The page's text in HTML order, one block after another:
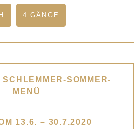
4 GÄNGE
SCHLEMMER-SOMMER-
MENÜ
13.6. – 30.7.2020